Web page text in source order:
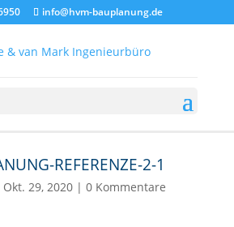
info@hvm-bauplanung.de
REFERENZE-2-1
Okt. 29, 2020| 0 Kommentare